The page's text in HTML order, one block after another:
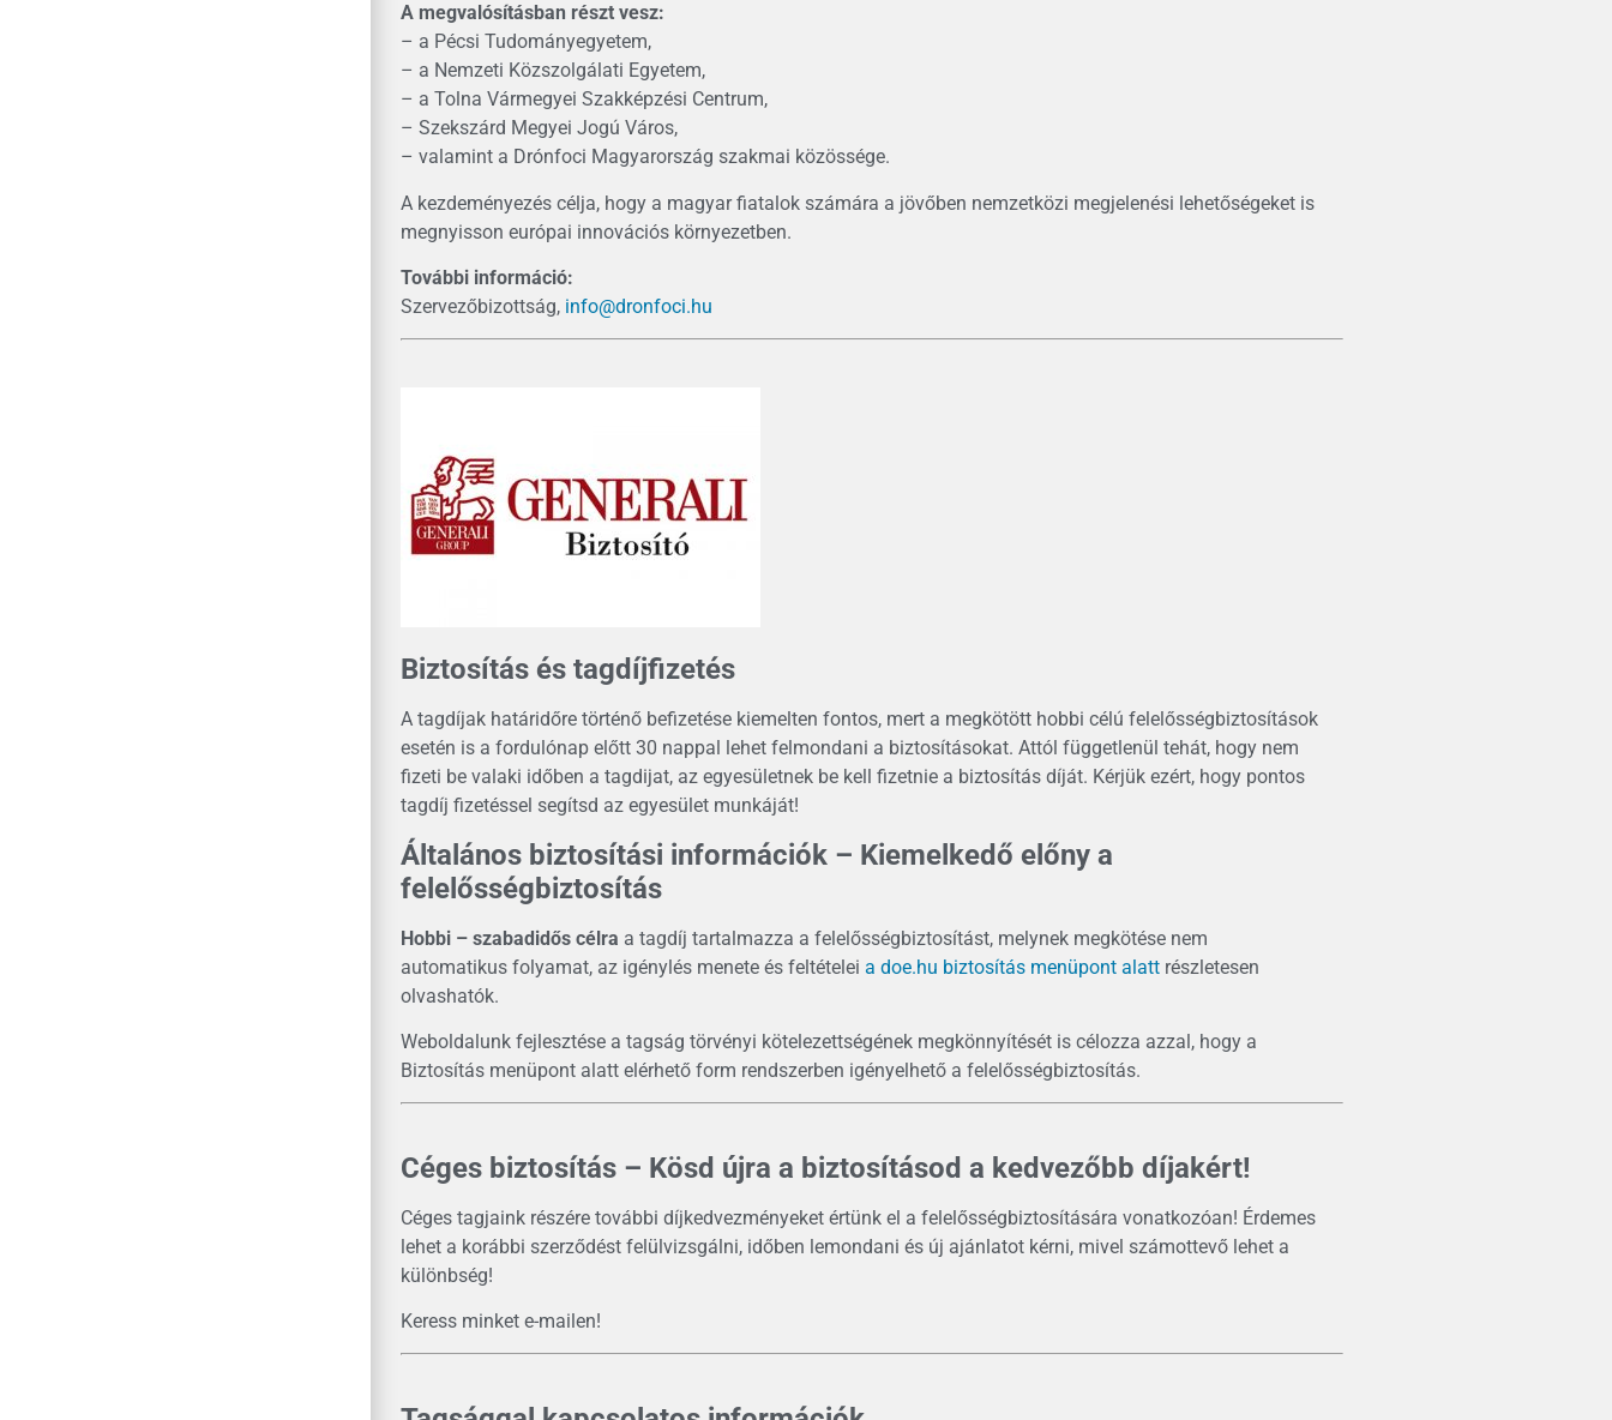
A megvalósításban részt vesz:
– a Pécsi Tudományegyetem,
– a Nemzeti Közszolgálati Egyetem,
– a Tolna Vármegyei Szakképzési Centrum,
– Szekszárd Megyei Jogú Város,
– valamint a Drónfoci Magyarország szakmai közössége.
A kezdeményezés célja, hogy a magyar fiatalok számára a jövőben nemzetközi megjelenési lehetőségeket is
megnyisson európai innovációs környezetben.
További információ:
Szervezőbizottság, info@dronfoci.hu
Biztosítás és tagdíjfizetés
A tagdíjak határidőre történő befizetése kiemelten fontos, mert a megkötött hobbi célú felelősségbiztosítások
esetén is a fordulónap előtt 30 nappal lehet felmondani a biztosításokat. Attól függetlenül tehát, hogy nem
fizeti be valaki időben a tagdijat, az egyesületnek be kell fizetnie a biztosítás díját. Kérjük ezért, hogy pontos
tagdíj fizetéssel segítsd az egyesület munkáját!
Általános biztosítási információk – Kiemelkedő előny a
felelősségbiztosítás
Hobbi – szabadidős célra a tagdíj tartalmazza a felelősségbiztosítást, melynek megkötése nem
automatikus folyamat, az igénylés menete és feltételei a doe.hu biztosítás menüpont alattrészletesen
olvashatók.
Weboldalunk fejlesztése a tagság törvényi kötelezettségének megkönnyítését is célozza azzal, hogy a
Biztosítás menüpont alatt elérhető form rendszerben igényelhető a felelősségbiztosítás.
Céges biztosítás – Kösd újra a biztosításod a kedvezőbb díjakért!
Céges tagjaink részére további díjkedvezményeket értünk el a felelősségbiztosítására vonatkozóan! Érdemes
lehet a korábbi szerződést felülvizsgálni, időben lemondani és új ajánlatot kérni, mivel számottevő lehet a
különbség!
Keress minket e-mailen!